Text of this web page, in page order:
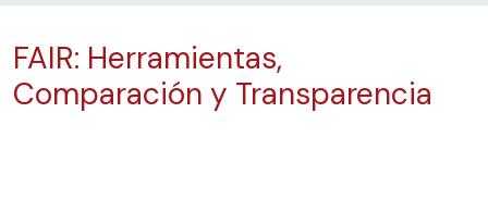
FAIR: Herramientas,
Comparación y Transparencia